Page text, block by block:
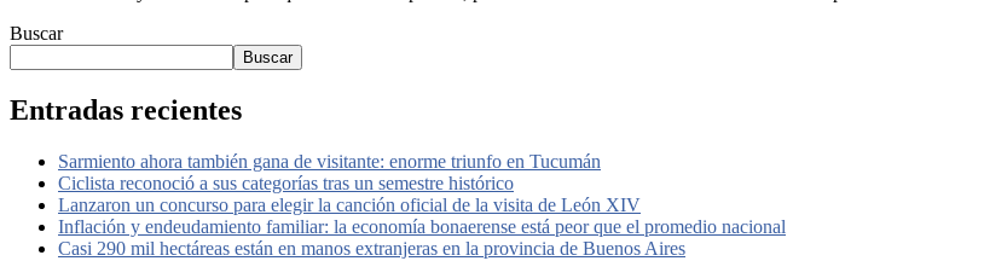
Buscar
Buscar
Entradas recientes
Sarmiento ahora también gana de visitante: enorme triunfo en Tucumán
Ciclista reconoció a sus categorías tras un semestre histórico
Lanzaron un concurso para elegir la canción oficial de la visita de León XIV
Inflación y endeudamiento familiar: la economía bonaerense está peor que el promedio nacional
Casi 290 mil hectáreas están en manos extranjeras en la provincia de Buenos Aires